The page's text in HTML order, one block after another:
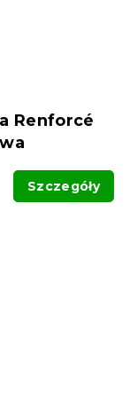
Renforcé
Szczegóły